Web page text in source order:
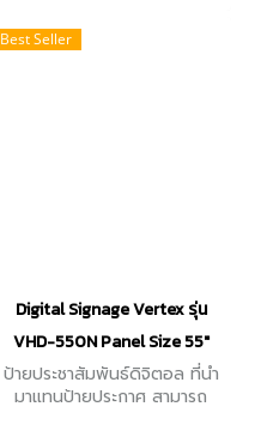
EAO400K ขนาดหน้าจอ มี
ตั้งแต่ 55 / 65 นิ้ว ความ
Best Seller
Digital Signage Vertex รุ่น
VHD-550N Panel Size 55"
ป้ายประชาสัมพันธ์ดิจิตอล ที่นำ
มาแทนป้ายประกาศ สามารถ